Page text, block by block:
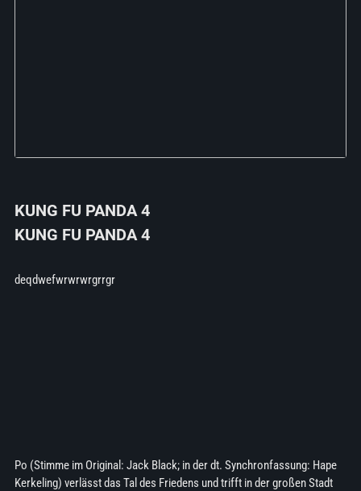
KUNG FU PANDA 4
KUNG FU PANDA 4
deqdwefwrwrwrgrrgr
Po (Stimme im Original: Jack Black; in der dt. Synchronfassung: Hape
Kerkeling) verlässt das Tal des Friedens und trifft in der großen Stadt